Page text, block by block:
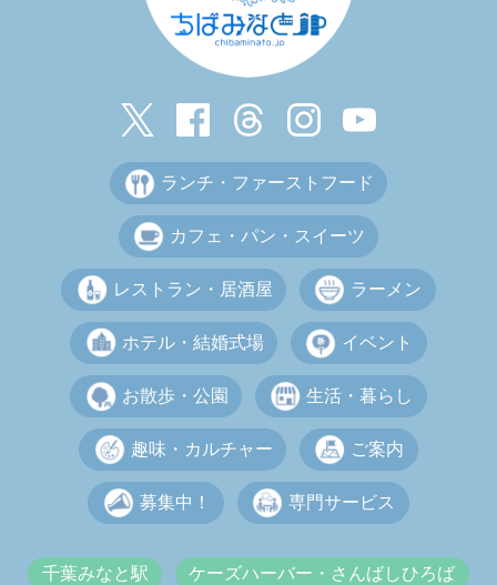
ランチ・ファーストフード
カフェ・パン・スイーツ
レストラン・居酒屋 ラーメン
ホテル・結婚式場 イベント
お散歩・公園 生活・暮らし
趣味・カルチャー ご案内
募集中！ 専門サービス
千葉みなと駅 ケーズハーバー・さんばしひろば